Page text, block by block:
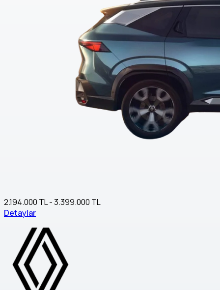
2.194.000 TL - 3.399.000 TL
Detaylar